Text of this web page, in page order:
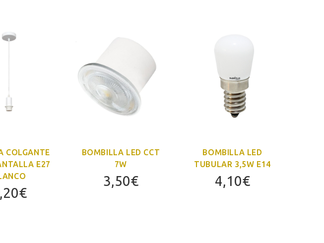
COLGANTE
E27
€
BOMBILLA LED CCT
7W
3,50€
BOMBILLA LED
TUBULAR 3,5W E14
4,10€